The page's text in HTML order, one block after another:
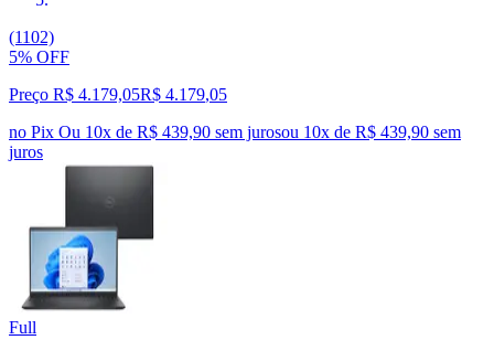
(1102)
5% OFF
Preço R$ 4.179,05R$ 4.179,05
no Pix Ou 10x de R$ 439,90 sem jurosou 10x de R$ 439,90 sem
juros
Full